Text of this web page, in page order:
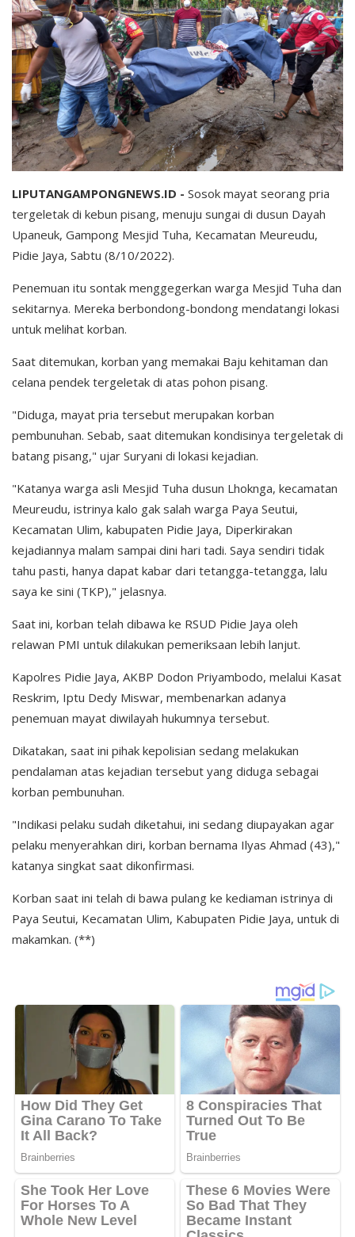
LIPUTANGAMPONGNEWS.ID - Sosok mayat seorang pria
tergeletak di kebun pisang, menuju sungai di dusun Dayah
Upaneuk, Gampong Mesjid Tuha, Kecamatan Meureudu,
Pidie Jaya, Sabtu (8/10/2022).
Penemuan itu sontak menggegerkan warga Mesjid Tuha dan
sekitarnya. Mereka berbondong-bondong mendatangi lokasi
untuk melihat korban.
Saat ditemukan, korban yang memakai Baju kehitaman dan
celana pendek tergeletak di atas pohon pisang.
"Diduga, mayat pria tersebut merupakan korban
pembunuhan. Sebab, saat ditemukan kondisinya tergeletak di
batang pisang," ujar Suryani di lokasi kejadian.
"Katanya warga asli Mesjid Tuha dusun Lhoknga, kecamatan
Meureudu, istrinya kalo gak salah warga Paya Seutui,
Kecamatan Ulim, kabupaten Pidie Jaya, Diperkirakan
kejadiannya malam sampai dini hari tadi. Saya sendiri tidak
tahu pasti, hanya dapat kabar dari tetangga-tetangga, lalu
saya ke sini (TKP)," jelasnya.
Saat ini, korban telah dibawa ke RSUD Pidie Jaya oleh
relawan PMI untuk dilakukan pemeriksaan lebih lanjut.
Kapolres Pidie Jaya, AKBP Dodon Priyambodo, melalui Kasat
Reskrim, Iptu Dedy Miswar, membenarkan adanya
penemuan mayat diwilayah hukumnya tersebut.
Dikatakan, saat ini pihak kepolisian sedang melakukan
pendalaman atas kejadian tersebut yang diduga sebagai
korban pembunuhan.
"Indikasi pelaku sudah diketahui, ini sedang diupayakan agar
pelaku menyerahkan diri, korban bernama Ilyas Ahmad (43),"
katanya singkat saat dikonfirmasi.
Korban saat ini telah di bawa pulang ke kediaman istrinya di
Paya Seutui, Kecamatan Ulim, Kabupaten Pidie Jaya, untuk di
makamkan. (**)